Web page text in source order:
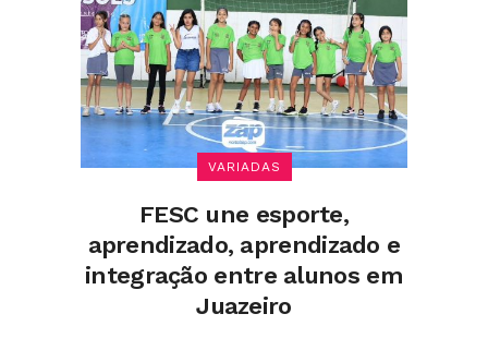
VARIADAS
FESC une esporte,
aprendizado, aprendizado e
integração entre alunos em
Juazeiro